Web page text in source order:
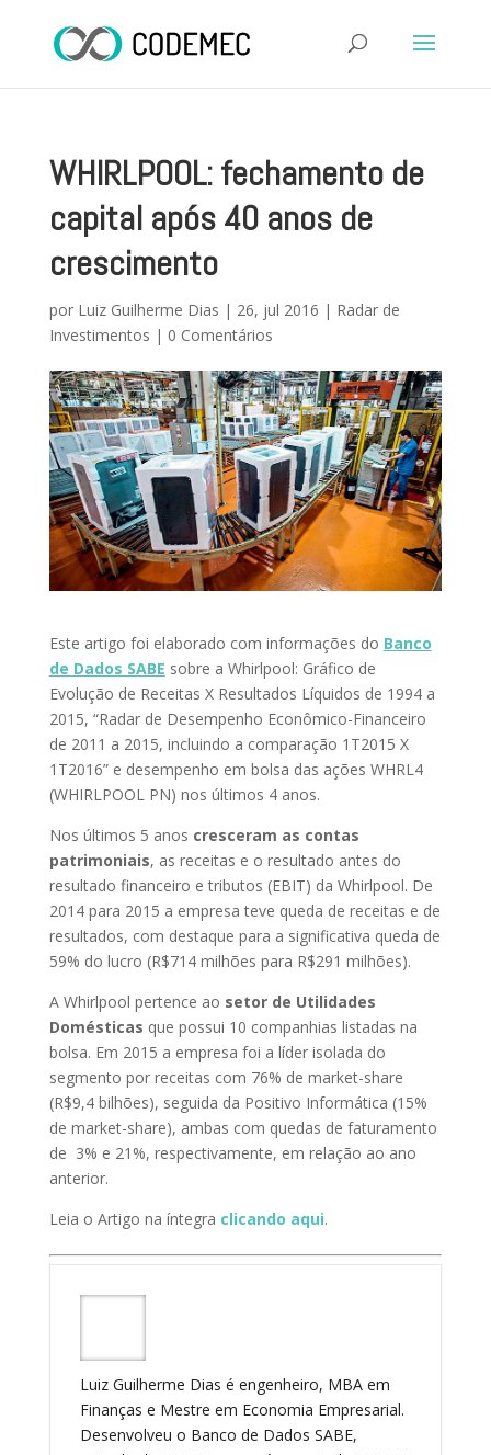
WHIRLPOOL: fechamento de
capital após 40 anos de
crescimento
por Luiz Guilherme Dias | 26, jul 2016 | Radar de
Investimentos | 0 Comentários
Este artigo foi elaborado com informações do Banco
de Dados SABE sobre a Whirlpool: Gráfico de
Evolução de Receitas X Resultados Líquidos de 1994 a
2015, “Radar de Desempenho Econômico-Financeiro
de 2011 a 2015, incluindo a comparação 1T2015 X
1T2016” e desempenho em bolsa das ações WHRL4
(WHIRLPOOL PN) nos últimos 4 anos.
Nos últimos 5 anos cresceram as contas
patrimoniais, as receitas e o resultado antes do
resultado financeiro e tributos (EBIT) da Whirlpool. De
2014 para 2015 a empresa teve queda de receitas e de
resultados, com destaque para a significativa queda de
59% do lucro (R$714 milhões para R$291 milhões).
A Whirlpool pertence ao setor de Utilidades
Domésticas que possui 10 companhias listadas na
bolsa. Em 2015 a empresa foi a líder isolada do
segmento por receitas com 76% de market-share
(R$9,4 bilhões), seguida da Positivo Informática (15%
de market-share), ambas com quedas de faturamento
de 3% e 21%, respectivamente, em relação ao ano
anterior.
Leia o Artigo na íntegra clicando aqui.
Luiz Guilherme Dias é engenheiro, MBA em
Finanças e Mestre em Economia Empresarial.
Desenvolveu o Banco de Dados SABE,